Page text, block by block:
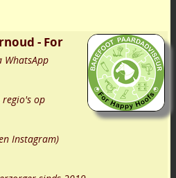
- For
WhatsApp
regio's op
Instagram)